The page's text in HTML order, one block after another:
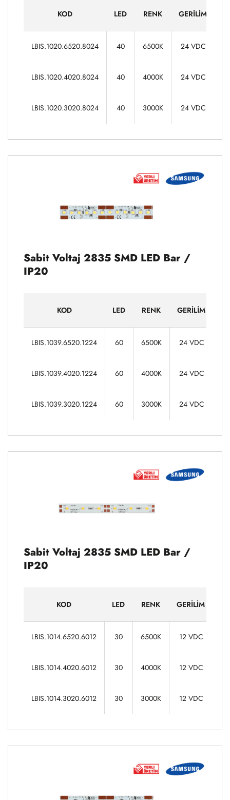
KOD LED RENK GERILIM
LBIS.1020.6520.8024 40 6500K 24 VDC
LBIS.1020.4020.8024 40 4000K 24 VDC
LBIS.1020.3020.8024 40 3000K 24 VDC
Sabit Voltaj 2835 SMD LED Bar /
IP20
KOD LED RENK GERILIM
LBIS.1039.6520.1224 60 6500K 24 VDC
LBIS.1039.4020.1224 60 4000K 24 VDC
LBIS.1039.3020.1224 60 3000K 24 VDC
Sabit Voltaj 2835 SMD LED Bar /
IP20
KOD LED RENK GERILIM
LBIS.1014.6520.6012 30 6500K 12 VDC
LBIS.1014.4020.6012 30 4000K 12 VDC
LBIS.1014.3020.6012 30 3000K 12 VDC